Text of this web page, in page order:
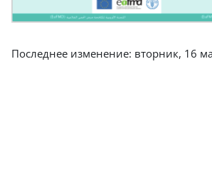
Последнее изменение: вторник, 16